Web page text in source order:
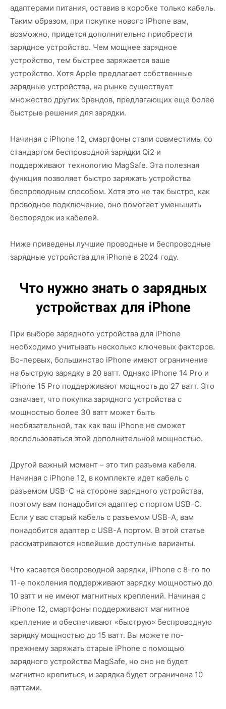
адаптерами питания, оставив в коробке только кабель.
Таким образом, при покупке нового iPhone вам,
возможно, придется дополнительно приобрести
зарядное устройство. Чем мощнее зарядное
устройство, тем быстрее заряжается ваше
устройство. Хотя Apple предлагает собственные
зарядные устройства, на рынке существует
множество других брендов, предлагающих еще более
быстрые решения для зарядки.
Начиная с iPhone 12, смартфоны стали совместимы со
стандартом беспроводной зарядки Qi2 и
поддерживают технологию MagSafe. Эта полезная
функция позволяет быстро заряжать устройства
беспроводным способом. Хотя это не так быстро, как
проводное подключение, оно помогает уменьшить
беспорядок из кабелей.
Ниже приведены лучшие проводные и беспроводные
зарядные устройства для iPhone в 2024 году.
Что нужно знать о зарядных
устройствах для iPhone
При выборе зарядного устройства для iPhone
необходимо учитывать несколько ключевых факторов.
Во-первых, большинство iPhone имеют ограничение
на быструю зарядку в 20 ватт. Однако iPhone 14 Pro и
iPhone 15 Pro поддерживают мощность до 27 ватт. Это
означает, что покупка зарядного устройства с
мощностью более 30 ватт может быть
необязательной, так как ваш iPhone не сможет
воспользоваться этой дополнительной мощностью.
Другой важный момент – это тип разъема кабеля.
Начиная с iPhone 12, в комплекте идет кабель с
разъемом USB-C на стороне зарядного устройства,
поэтому вам понадобится адаптер с портом USB-C.
Если у вас старый кабель с разъемом USB-A, вам
понадобится адаптер с USB-A портом. В этой статье
рассматриваются новейшие доступные варианты.
Что касается беспроводной зарядки, iPhone с 8-го по
11-е поколения поддерживают зарядку мощностью до
10 ватт и не имеют магнитных креплений. Начиная с
iPhone 12, смартфоны поддерживают магнитное
крепление и обеспечивают «быструю» беспроводную
зарядку мощностью до 15 ватт. Вы можете по-
прежнему заряжать старые iPhone с помощью
зарядного устройства MagSafe, но оно не будет
магнитно крепиться, и зарядка будет ограничена 10
ваттами.